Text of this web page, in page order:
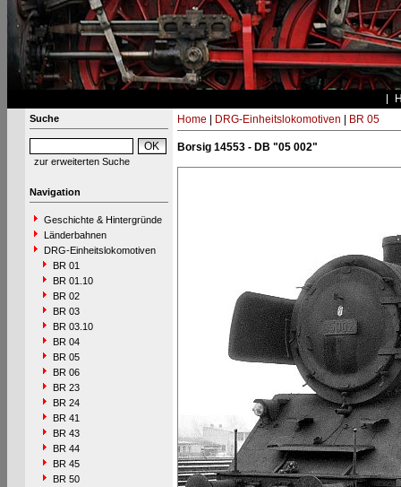
Suche
zur erweiterten Suche
Navigation
Geschichte & Hintergründe
Länderbahnen
DRG-Einheitslokomotiven
BR 01
BR 01.10
BR 02
BR 03
BR 03.10
BR 04
BR 05
BR 06
BR 23
BR 24
BR 41
BR 43
BR 44
BR 45
BR 50
Home DRG-Einheitslokomotiven BR 05
Borsig 14553 - DB "05 002"